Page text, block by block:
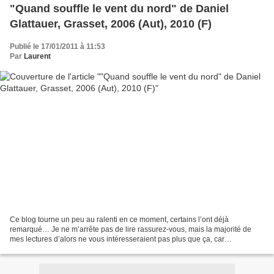
"Quand souffle le vent du nord" de Daniel
Glattauer, Grasset, 2006 (Aut), 2010 (F)
Publié le 17/01/2011 à 11:53
Par Laurent
Ce blog tourne un peu au ralenti en ce moment, certains l’ont déjà
remarqué… Je ne m’arrête pas de lire rassurez-vous, mais la majorité de
mes lectures d’alors ne vous intéresseraient pas plus que ça, car